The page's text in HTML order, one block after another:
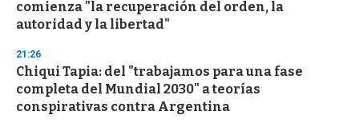
f
3
s
e
c
o
n
comienza "la recuperación del orden, la
autoridad y la libertad"
21:26
Chiqui Tapia: del "trabajamos para una fase
completa del Mundial 2030" a teorías
conspirativas contra Argentina